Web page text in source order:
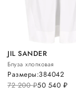
JIL SANDER
Блуза хлопковая
72 200руб.50 540 руб.
Размеры:384042